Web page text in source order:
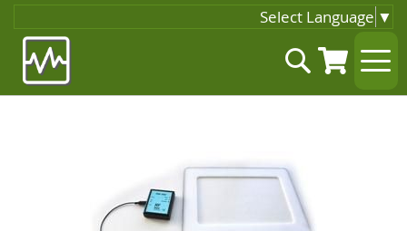
Select Language ▼
Inhalt
springen
Suche